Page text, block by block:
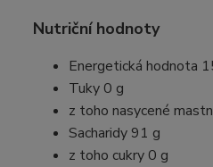
Nutriční hodnoty
Energetická hodnota
Tuky 0 g
z toho nasycené
Sacharidy 91 g
z toho cukry 0 g